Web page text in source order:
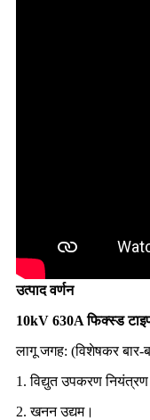
उत्पाद वर्णन
10kV 630A फिक्स्ड
लागू जगह: (विशेषकर
1. विद्युत उपकरण
2. खनन उद्यम।